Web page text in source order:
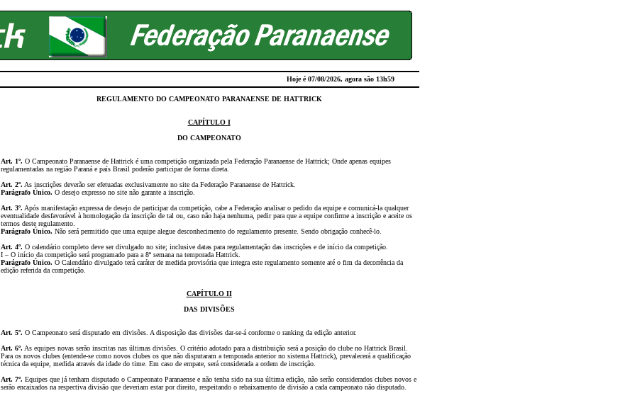
Hoje é 07/08/2026, agora são 13h59
REGULAMENTO DO CAMPEONATO PARANAENSE DE HATTRICK
CAPÍTULO I
DO CAMPEONATO
Art. 1º. O Campeonato Paranaense de Hattrick é uma competição organizada pela Federação Paranaense de Hattrick; Onde apenas equipes
regulamentadas na região Paraná e país Brasil poderão participar de forma direta.
Art. 2º. As inscrições deverão ser efetuadas exclusivamente no site da Federação Paranaense de Hattrick.
Parágrafo Único. O desejo expresso no site não garante a inscrição.
Art. 3º. Após manifestação expressa de desejo de participar da competição, cabe a Federação analisar o pedido da equipe e comunicá-la qualquer
eventualidade desfavorável à homologação da inscrição de tal ou, caso não haja nenhuma, pedir para que a equipe confirme a inscrição e aceite os
termos deste regulamento.
Parágrafo Único. Não será permitido que uma equipe alegue desconhecimento do regulamento presente. Sendo obrigação conhecê-lo.
Art. 4º. O calendário completo deve ser divulgado no site; inclusive datas para regulamentação das inscrições e de início da competição.
I – O início da competição será programado para a 8ª semana na temporada Hattrick.
Parágrafo Único. O Calendário divulgado terá caráter de medida provisória que integra este regulamento somente até o fim da decorrência da
edição referida da competição.
CAPÍTULO II
DAS DIVISÕES
Art. 5º. O Campeonato será disputado em divisões. A disposição das divisões dar-se-á conforme o ranking da edição anterior.
Art. 6º. As equipes novas serão inscritas nas últimas divisões. O critério adotado para a distribuição será a posição do clube no Hattrick Brasil.
Para os novos clubes (entende-se como novos clubes os que não disputaram a temporada anterior no sistema Hattrick), prevalecerá a qualificação
técnica da equipe, medida através da idade do time. Em caso de empate, será considerada a ordem de inscrição.
Art. 7º. Equipes que já tenham disputado o Campeonato Paranaense e não tenha sido na sua última edição, não serão considerados clubes novos e
serão encaixados na respectiva divisão que deveriam estar por direito, respeitando o rebaixamento de divisão a cada campeonato não disputado.